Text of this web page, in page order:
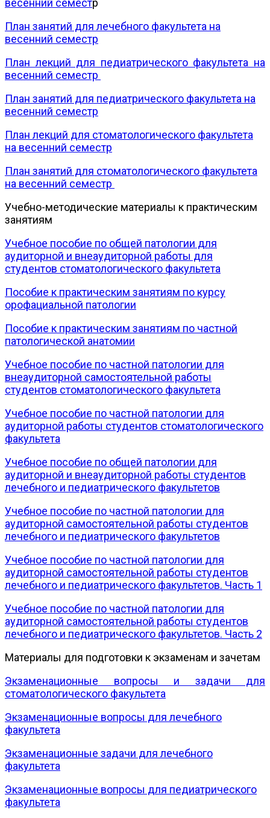
весенний семестр
План занятий для лечебного факультета на
весенний семестр
План лекций для педиатрического факультета на
весенний семестр
План занятий для педиатрического факультета на
весенний семестр
План лекций для стоматологического факультета
на весенний семестр
План занятий для стоматологического факультета
на весенний семестр
Учебно-методические материалы к практическим
занятиям
Учебное пособие по общей патологии для
аудиторной и внеаудиторной работы для
студентов стоматологического факультета
Пособие к практическим занятиям по курсу
орофациальной патологии
Пособие к практическим занятиям по частной
патологической анатомии
Учебное пособие по частной патологии для
внеаудиторной самостоятельной работы
студентов стоматологического факультета
Учебное пособие по частной патологии для
аудиторной работы студентов стоматологического
факультета
Учебное пособие по общей патологии для
аудиторной и внеаудиторной работы студентов
лечебного и педиатрического факультетов
Учебное пособие по частной патологии для
аудиторной самостоятельной работы студентов
лечебного и педиатрического факультетов
Учебное пособие по частной патологии для
аудиторной самостоятельной работы студентов
лечебного и педиатрического факультетов. Часть 1
Учебное пособие по частной патологии для
аудиторной самостоятельной работы студентов
лечебного и педиатрического факультетов. Часть 2
Материалы для подготовки к экзаменам и зачетам
Экзаменационные вопросы и задачи для
стоматологического факультета
Экзаменационные вопросы для лечебного
факультета
Экзаменационные задачи для лечебного
факультета
Экзаменационные вопросы для педиатрического
факультета